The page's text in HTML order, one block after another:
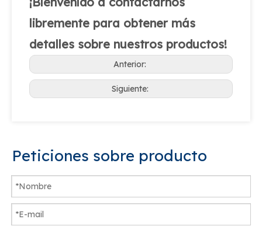
libremente para obtener más
detalles sobre nuestros productos!
Anterior:
Siguiente:
Peticiones sobre producto